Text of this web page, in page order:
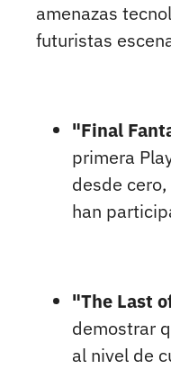
amenazas
futuristas
"Final
primera
desde
han
"The Last
demostrar
al nivel de